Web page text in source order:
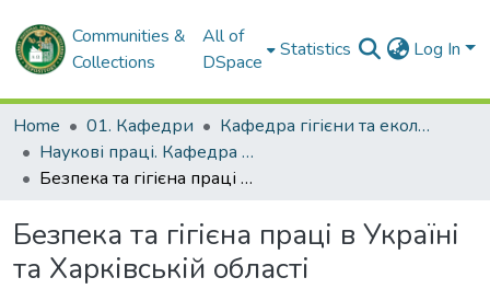
Communities &
Collections
All of
DSpace
Statistics Log In
Home 01. Кафедри
Кафедра гігієни та екології № 2
Наукові праці. Кафедра гігієни та екології № 2
Безпека та гігієна праці в Україні та Харківській області
Безпека та гігієна праці в Україні
та Харківській області